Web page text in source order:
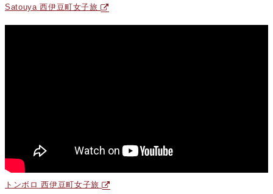
Satouya 西伊豆町女子旅
トンボロ 西伊豆町女子旅